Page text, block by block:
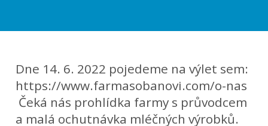
Dne 14. 6. 2022 pojedeme na výlet sem:
https://www.farmasobanovi.com/o-nas
Čeká nás prohlídka farmy s průvodcem
a malá ochutnávka mléčných výrobků.